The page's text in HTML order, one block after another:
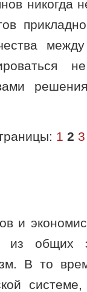
никогда
1 2 3
и
общих
В то